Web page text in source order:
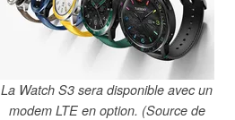
La Watch S3 sera disponible avec un
modem LTE en option. (Source de